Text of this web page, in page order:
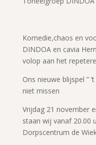
Komedie,chaos en
DINDOA en cavia
volop aan het
Ons nieuwe blijspel ”
niet missen
Vrijdag 21 november
staan wij vanaf 20.00
Dorpscentrum de